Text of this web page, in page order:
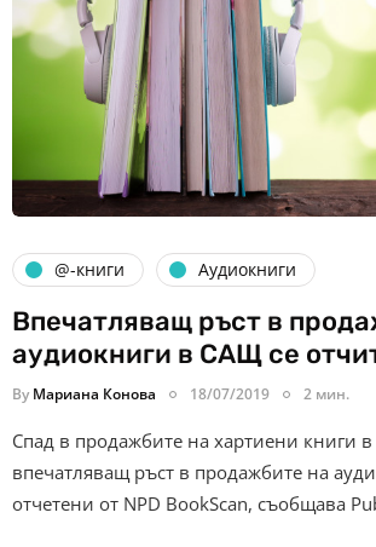
@-книги Аудиокниги
Впечатляващ ръст в
аудиокниги в САЩ се
By Мариана Конова 18/07/2019 2 мин.
Спад в продажбите на хартиени книги
впечатляващ ръст в продажбите на
отчетени от NPD BookScan, съобщава